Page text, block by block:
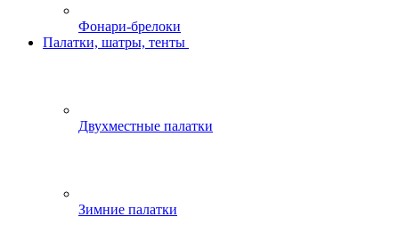
Фонари-брелоки
Палатки, шатры, тенты
Двухместные палатки
Зимние палатки